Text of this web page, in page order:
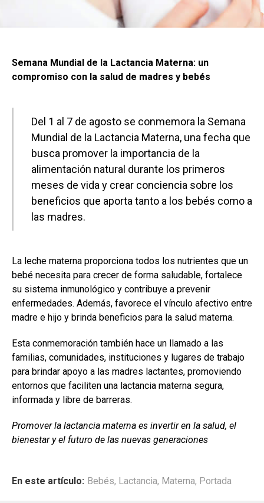
Semana Mundial de la Lactancia Materna: un
compromiso con la salud de madres y bebés
Del 1 al 7 de agosto se conmemora la Semana
Mundial de la Lactancia Materna, una fecha que
busca promover la importancia de la
alimentación natural durante los primeros
meses de vida y crear conciencia sobre los
beneficios que aporta tanto a los bebés como a
las madres.
La leche materna proporciona todos los nutrientes que un
bebé necesita para crecer de forma saludable, fortalece
su sistema inmunológico y contribuye a prevenir
enfermedades. Además, favorece el vínculo afectivo entre
madre e hijo y brinda beneficios para la salud materna.
Esta conmemoración también hace un llamado a las
familias, comunidades, instituciones y lugares de trabajo
para brindar apoyo a las madres lactantes, promoviendo
entornos que faciliten una lactancia materna segura,
informada y libre de barreras.
Promover la lactancia materna es invertir en la salud, el
bienestar y el futuro de las nuevas generaciones
En este artículo: Bebés, Lactancia, Materna, Portada